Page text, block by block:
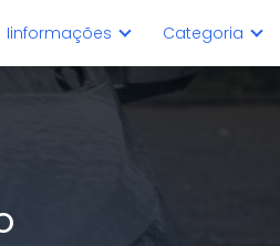
Iinformações Categoria